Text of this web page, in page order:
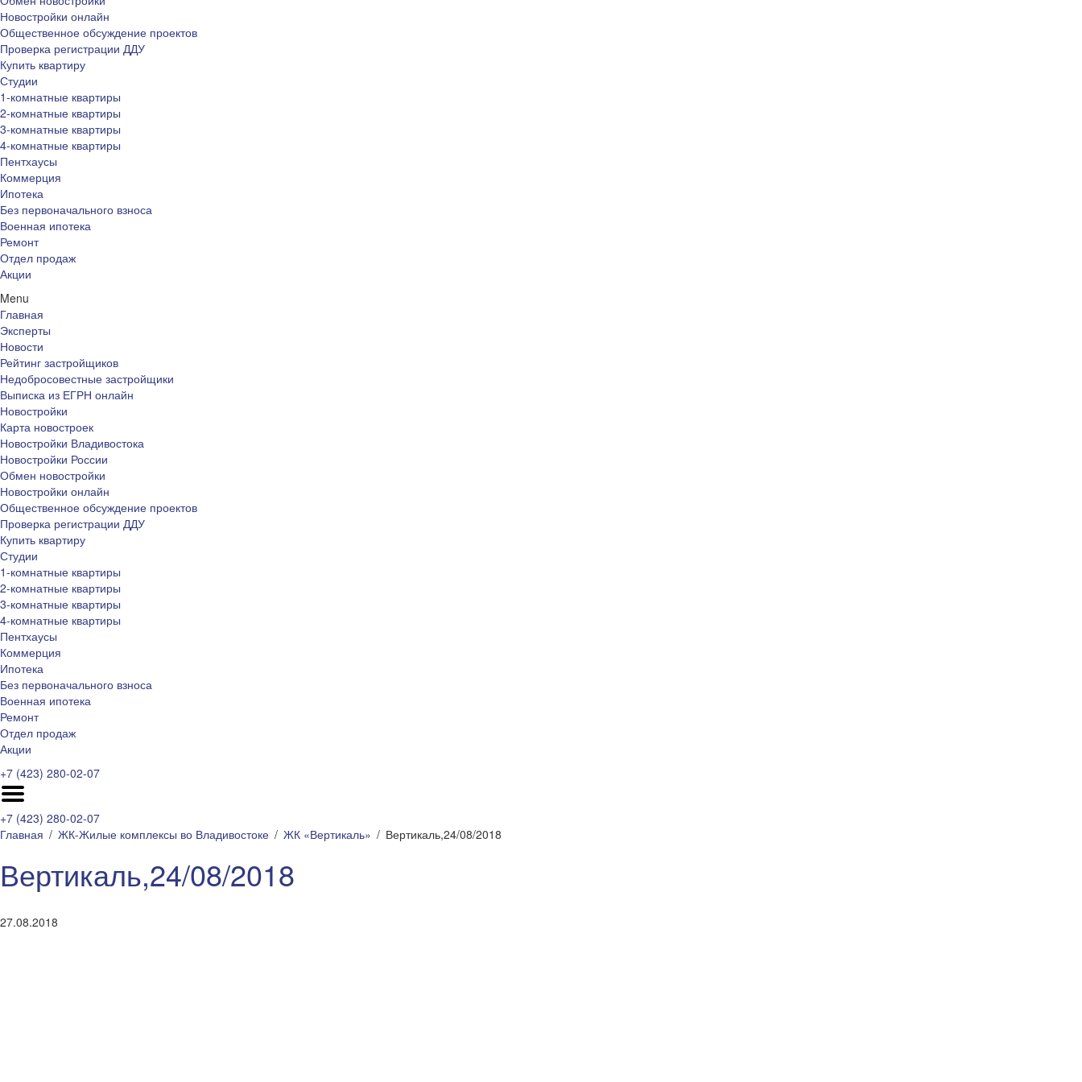
Новостройки онлайн
Общественное обсуждение проектов
Проверка регистрации ДДУ
Купить квартиру
Студии
1-комнатные квартиры
2-комнатные квартиры
3-комнатные квартиры
4-комнатные квартиры
Пентхаусы
Коммерция
Ипотека
Без первоначального взноса
Военная ипотека
Ремонт
Отдел продаж
Акции
Menu
Главная
Эксперты
Новости
Рейтинг застройщиков
Недобросовестные застройщики
Выписка из ЕГРН онлайн
Новостройки
Карта новостроек
Новостройки Владивостока
Новостройки России
Обмен новостройки
Новостройки онлайн
Общественное обсуждение проектов
Проверка регистрации ДДУ
Купить квартиру
Студии
1-комнатные квартиры
2-комнатные квартиры
3-комнатные квартиры
4-комнатные квартиры
Пентхаусы
Коммерция
Ипотека
Без первоначального взноса
Военная ипотека
Ремонт
Отдел продаж
Акции
+7 (423) 280-02-07
+7 (423) 280-02-07
Главная
ЖК-Жилые комплексы во Владивостоке ЖК «Вертикаль» Вертикаль,24/08/2018
Вертикаль,24/08/2018
27.08.2018